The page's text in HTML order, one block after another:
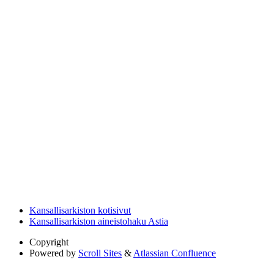
Kansallisarkiston kotisivut
Kansallisarkiston aineistohaku Astia
Copyright
Powered by Scroll Sites & Atlassian Confluence